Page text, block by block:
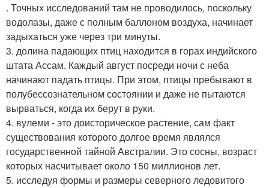
. Точных исследований там не проводилось, поскольку
водолазы, даже с полным баллоном воздуха, начинает
задыхаться уже через три минуты.
3. долина падающих птиц находится в горах индийского
штата Ассам. Каждый август посреди ночи с неба
начинают падать птицы. При этом, птицы пребывают в
полубессознательном состоянии и даже не пытаются
вырваться, когда их берут в руки.
4. вулеми - это доисторическое растение, сам факт
существования которого долгое время являлся
государственной тайной Австралии. Это сосны, возраст
которых насчитывает около 150 миллионов лет.
5. исследуя формы и размеры северного ледовитого